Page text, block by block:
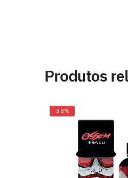
Produtos
-38%